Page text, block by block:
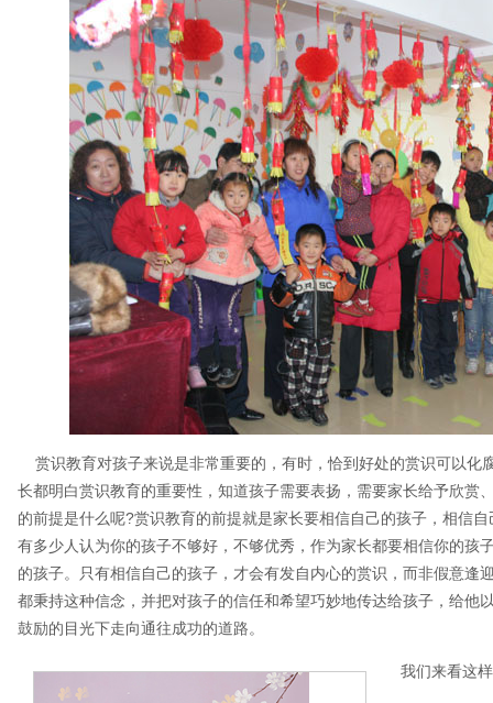
赏识教育对孩子来说是非常重要的，有时，恰到好处的赏识可以化
长都明白赏识教育的重要性，知道孩子需要表扬，需要家长给予欣赏
的前提是什么呢?赏识教育的前提就是家长要相信自己的孩子，相信
有多少人认为你的孩子不够好，不够优秀，作为家长都要相信你的孩
的孩子。只有相信自己的孩子，才会有发自内心的赏识，而非假意逢
都秉持这种信念，并把对孩子的信任和希望巧妙地传达给孩子，给他
鼓励的目光下走向通往成功的道路。
我们来看这